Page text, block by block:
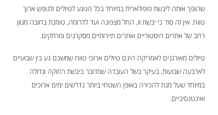
שהופך אותה ליבשת פופולארית במיוחד בכל הנוגע לטיולים ולנופש ארוך
טווח. אין זה סוד כי יבשת זו, החל מצפונה ועד לדרומה, טומנת בחובה מגוון
רחב של אתרים היסטוריים ואתרים תיירותיים מסקרנים ומרתקים.
טיולים מאורגנים לאמריקה הינם טיולים ארוכי טווח שמשכם נע בין שבועיים
לארבעה שבועות, בעיקר בשל העובדה שמדובר ביבשת רחוקה וגדולה
במיוחד שעל מנת להכירה באופן השטחי ביותר נדרשים ימים ארוכים
ואינטנסיביים.